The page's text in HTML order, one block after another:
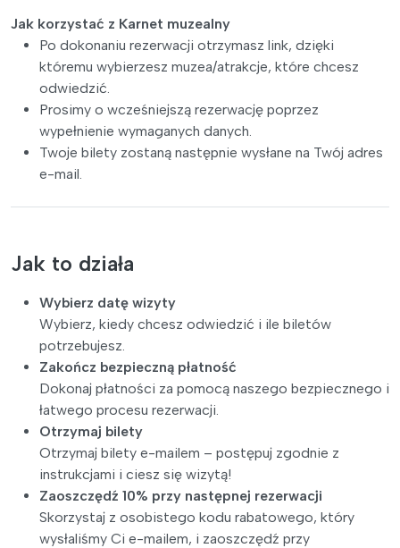
Jak korzystać z Karnet muzealny
Po dokonaniu rezerwacji otrzymasz link, dzięki
któremu wybierzesz muzea/atrakcje, które chcesz
odwiedzić.
Prosimy o wcześniejszą rezerwację poprzez
wypełnienie wymaganych danych.
Twoje bilety zostaną następnie wysłane na Twój adres
e-mail.
Jak to działa
Wybierz datę wizyty
Wybierz, kiedy chcesz odwiedzić i ile biletów
potrzebujesz.
Zakończ bezpieczną płatność
Dokonaj płatności za pomocą naszego bezpiecznego i
łatwego procesu rezerwacji.
Otrzymaj bilety
Otrzymaj bilety e-mailem – postępuj zgodnie z
instrukcjami i ciesz się wizytą!
Zaoszczędź 10% przy następnej rezerwacji
Skorzystaj z osobistego kodu rabatowego, który
wysłaliśmy Ci e-mailem, i zaoszczędź przy